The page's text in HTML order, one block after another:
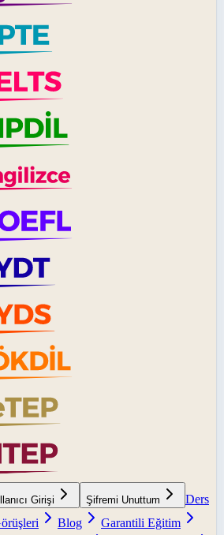
Girişi Şifremi Unuttum
Ders
Blog
Garantili Eğitim